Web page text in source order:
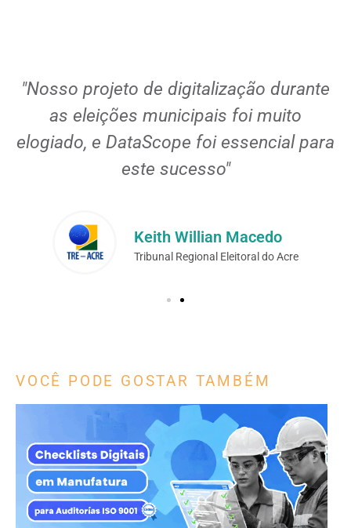
"Nosso projeto de digitalização durante
as eleições municipais foi muito
elogiado, e DataScope foi essencial para
este sucesso"
Keith Willian Macedo
Tribunal Regional Eleitoral do Acre
VOCÊ PODE GOSTAR TAMBÉM